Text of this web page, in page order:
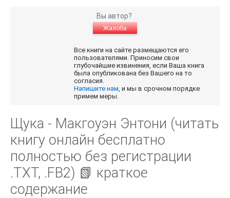
Вы автор?
Жалоба
Все книги на сайте размещаются его
пользователями. Приносим свои
глубочайшие извинения, если Ваша книга
была опубликована без Вашего на то
согласия.
Напишите нам , и мы в срочном порядке
примем меры.
Щука - Макгоуэн Энтони (читать
книгу онлайн бесплатно
полностью без регистрации
.TXT, .FB2) 📗 краткое
содержание